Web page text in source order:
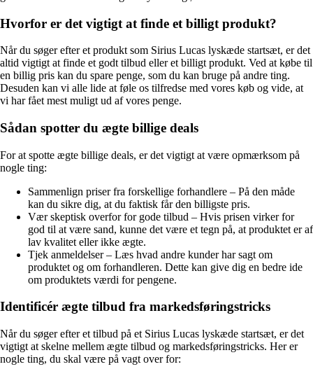
Hvorfor er det vigtigt at finde et billigt produkt?
Når du søger efter et produkt som Sirius Lucas lyskæde startsæt, er det
altid vigtigt at finde et godt tilbud eller et billigt produkt. Ved at købe til
en billig pris kan du spare penge, som du kan bruge på andre ting.
Desuden kan vi alle lide at føle os tilfredse med vores køb og vide, at
vi har fået mest muligt ud af vores penge.
Sådan spotter du ægte billige deals
For at spotte ægte billige deals, er det vigtigt at være opmærksom på
nogle ting:
Sammenlign priser fra forskellige forhandlere – På den måde
kan du sikre dig, at du faktisk får den billigste pris.
Vær skeptisk overfor for gode tilbud – Hvis prisen virker for
god til at være sand, kunne det være et tegn på, at produktet er af
lav kvalitet eller ikke ægte.
Tjek anmeldelser – Læs hvad andre kunder har sagt om
produktet og om forhandleren. Dette kan give dig en bedre ide
om produktets værdi for pengene.
Identificér ægte tilbud fra markedsføringstricks
Når du søger efter et tilbud på et Sirius Lucas lyskæde startsæt, er det
vigtigt at skelne mellem ægte tilbud og markedsføringstricks. Her er
nogle ting, du skal være på vagt over for: